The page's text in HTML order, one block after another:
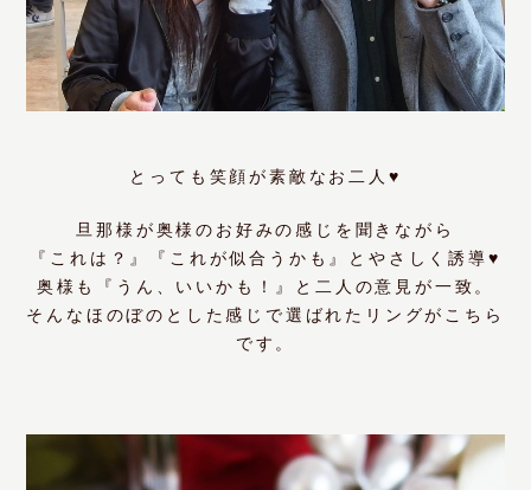
とっても笑顔が素敵なお二人♥
旦那様が奥様のお好みの感じを聞きながら
『これは？』『これが似合うかも』とやさしく誘導 ♥
奥様も『うん、いいかも！』と二人の意見が一致。
そんなほのぼのとした感じで選ばれたリングがこちら
です。